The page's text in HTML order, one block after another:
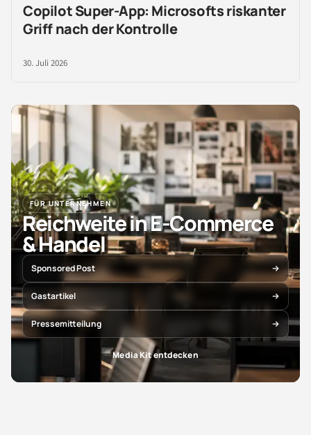
Copilot Super-App: Microsofts riskanter
Griff nach der Kontrolle
30. Juli 2026
FÜR UNTERNEHMEN
Reichweite in E-Commerce
& Handel
Sponsored Post
Gastartikel
Pressemitteilung
Media Kit entdecken